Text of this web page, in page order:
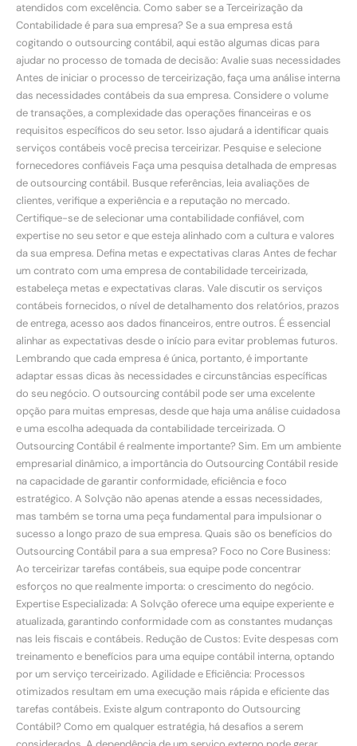
atendidos com excelência. Como saber se a Terceirização da
Contabilidade é para sua empresa? Se a sua empresa está
cogitando o outsourcing contábil, aqui estão algumas dicas para
ajudar no processo de tomada de decisão: Avalie suas necessidades
Antes de iniciar o processo de terceirização, faça uma análise interna
das necessidades contábeis da sua empresa. Considere o volume
de transações, a complexidade das operações financeiras e os
requisitos específicos do seu setor. Isso ajudará a identificar quais
serviços contábeis você precisa terceirizar. Pesquise e selecione
fornecedores confiáveis Faça uma pesquisa detalhada de empresas
de outsourcing contábil. Busque referências, leia avaliações de
clientes, verifique a experiência e a reputação no mercado.
Certifique-se de selecionar uma contabilidade confiável, com
expertise no seu setor e que esteja alinhado com a cultura e valores
da sua empresa. Defina metas e expectativas claras Antes de fechar
um contrato com uma empresa de contabilidade terceirizada,
estabeleça metas e expectativas claras. Vale discutir os serviços
contábeis fornecidos, o nível de detalhamento dos relatórios, prazos
de entrega, acesso aos dados financeiros, entre outros. É essencial
alinhar as expectativas desde o início para evitar problemas futuros.
Lembrando que cada empresa é única, portanto, é importante
adaptar essas dicas às necessidades e circunstâncias específicas
do seu negócio. O outsourcing contábil pode ser uma excelente
opção para muitas empresas, desde que haja uma análise cuidadosa
e uma escolha adequada da contabilidade terceirizada. O
Outsourcing Contábil é realmente importante? Sim. Em um ambiente
empresarial dinâmico, a importância do Outsourcing Contábil reside
na capacidade de garantir conformidade, eficiência e foco
estratégico. A Solvção não apenas atende a essas necessidades,
mas também se torna uma peça fundamental para impulsionar o
sucesso a longo prazo de sua empresa. Quais são os benefícios do
Outsourcing Contábil para a sua empresa? Foco no Core Business:
Ao terceirizar tarefas contábeis, sua equipe pode concentrar
esforços no que realmente importa: o crescimento do negócio.
Expertise Especializada: A Solvção oferece uma equipe experiente e
atualizada, garantindo conformidade com as constantes mudanças
nas leis fiscais e contábeis. Redução de Custos: Evite despesas com
treinamento e benefícios para uma equipe contábil interna, optando
por um serviço terceirizado. Agilidade e Eficiência: Processos
otimizados resultam em uma execução mais rápida e eficiente das
tarefas contábeis. Existe algum contraponto do Outsourcing
Contábil? Como em qualquer estratégia, há desafios a serem